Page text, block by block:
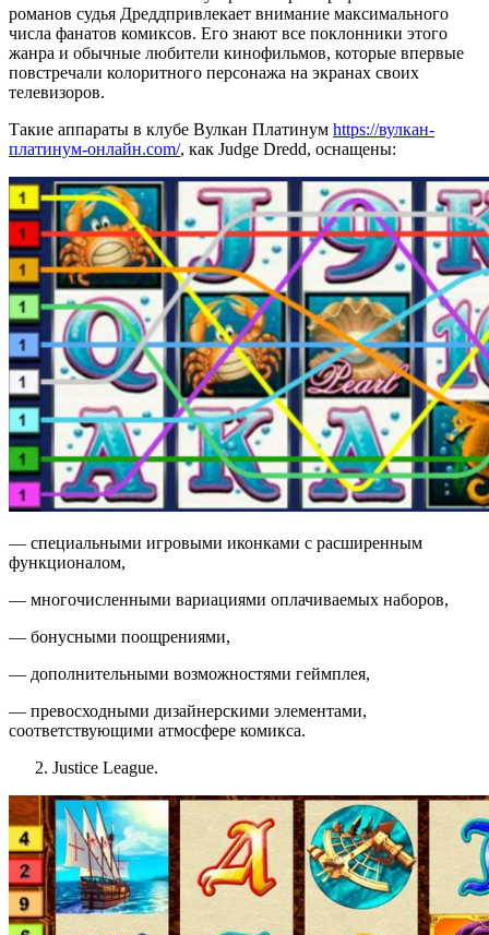
романов судья Дреддпривлекает внимание максимального
числа фанатов комиксов. Его знают все поклонники этого
жанра и обычные любители кинофильмов, которые впервые
повстречали колоритного персонажа на экранах своих
телевизоров.
Такие аппараты в клубе Вулкан Платинум https://вулкан-
платинум-онлайн.com/, как Judge Dredd, оснащены:
— специальными игровыми иконками с расширенным
функционалом,
— многочисленными вариациями оплачиваемых наборов,
— бонусными поощрениями,
— дополнительными возможностями геймплея,
— превосходными дизайнерскими элементами,
соответствующими атмосфере комикса.
Justice League.